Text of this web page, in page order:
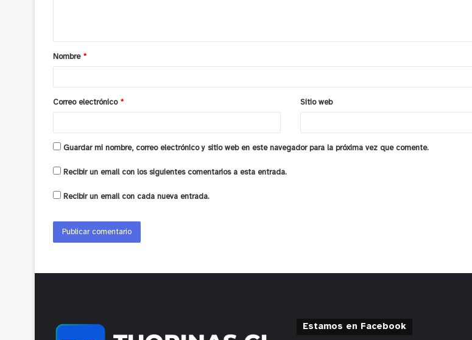
a
r
*
Nombre *
Correo electrónico * Sitio web
Guardar mi nombre, correo electrónico y sitio web en este navegador para la próxima vez que comente.
Recibir un email con los siguientes comentarios a esta entrada.
Recibir un email con cada nueva entrada.
Estamos en Facebook